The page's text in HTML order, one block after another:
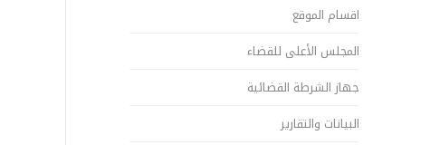
اقسام الموقع
المجلس الأعلى للقضاء
جهاز الشرطة القضائية
البيانات والتقارير